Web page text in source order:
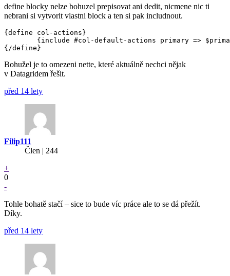
define blocky nelze bohuzel prepisovat ani dedit, nicmene nic ti
nebrani si vytvorit vlastni block a ten si pak includnout.
{define col-actions}
Bohužel je to omezeni nette, které aktuálně nechci nějak
v Datagridem řešit.
před 14 lety
Filip111
Člen | 244
+
0
-
Tohle bohatě stačí – sice to bude víc práce ale to se dá přežít.
Díky.
před 14 lety